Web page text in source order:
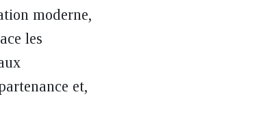
moderne,
les
et,